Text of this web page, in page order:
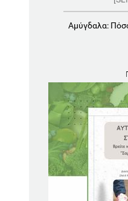
Αμύγδαλα: